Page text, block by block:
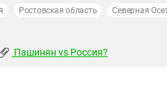
Ростовская область Северная
Пашинян vs Россия?